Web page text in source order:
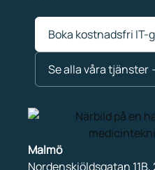
Boka kostnadsfri IT-
Se alla våra tjänster
Malmö
Nordenskiöldsgatan 11B,